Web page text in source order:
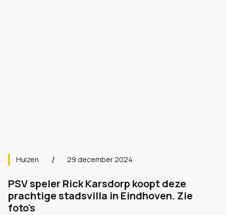
Huizen 29 december 2024
PSV speler Rick Karsdorp koopt deze
prachtige stadsvilla in Eindhoven. Zie
foto's